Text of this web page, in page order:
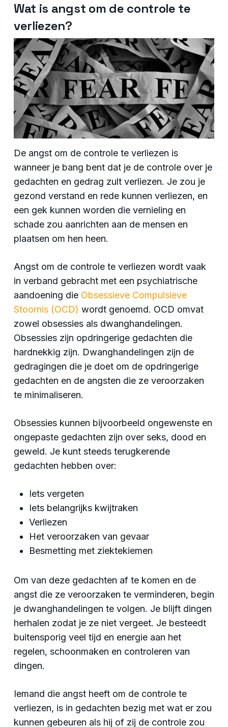
Wat is angst om de controle te
verliezen?
De angst om de controle te verliezen is
wanneer je bang bent dat je de controle over je
gedachten en gedrag zult verliezen. Je zou je
gezond verstand en rede kunnen verliezen, en
een gek kunnen worden die vernieling en
schade zou aanrichten aan de mensen en
plaatsen om hen heen.
Angst om de controle te verliezen wordt vaak
in verband gebracht met een psychiatrische
aandoening die Obsessieve Compulsieve
Stoornis (OCD) wordt genoemd. OCD omvat
zowel obsessies als dwanghandelingen.
Obsessies zijn opdringerige gedachten die
hardnekkig zijn. Dwanghandelingen zijn de
gedragingen die je doet om de opdringerige
gedachten en de angsten die ze veroorzaken
te minimaliseren.
Obsessies kunnen bijvoorbeeld ongewenste en
ongepaste gedachten zijn over seks, dood en
geweld. Je kunt steeds terugkerende
gedachten hebben over:
Iets vergeten
Iets belangrijks kwijtraken
Verliezen
Het veroorzaken van gevaar
Besmetting met ziektekiemen
Om van deze gedachten af te komen en de
angst die ze veroorzaken te verminderen, begin
je dwanghandelingen te volgen. Je blijft dingen
herhalen zodat je ze niet vergeet. Je besteedt
buitensporig veel tijd en energie aan het
regelen, schoonmaken en controleren van
dingen.
Iemand die angst heeft om de controle te
verliezen, is in gedachten bezig met wat er zou
kunnen gebeuren als hij of zij de controle zou